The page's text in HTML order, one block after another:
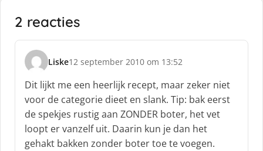
2 reacties
Liske
s
c
h
r
e
e
f
12 september 2010 om 13:52
Dit lijkt me een heerlijk recept, maar zeker niet
voor de categorie dieet en slank. Tip: bak eerst
de spekjes rustig aan ZONDER boter, het vet
loopt er vanzelf uit. Daarin kun je dan het
gehakt bakken zonder boter toe te voegen.